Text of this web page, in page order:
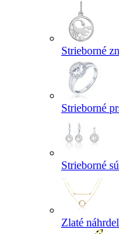
Strieborné
Strieborné
Strieborné
Zlaté